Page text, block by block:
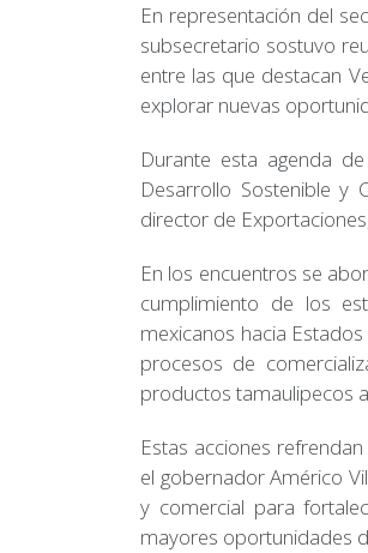
En representación del
subsecretario sostuvo
entre las que destacan
explorar nuevas
Durante esta agenda
Desarrollo Sostenible y
director de
En los encuentros se
cumplimiento de los
mexicanos hacia
procesos de
productos tamaulipecos
Estas acciones
el gobernador Américo
y comercial para
mayores oportunidades